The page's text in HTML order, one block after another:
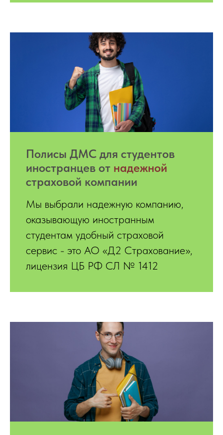
Полисы ДМС для студентов
иностранцев от надежной
страховой компании
Мы выбрали надежную компанию,
оказывающую иностранным
студентам удобный страховой
сервис - это АО «Д2 Страхование»,
лицензия ЦБ РФ СЛ № 1412